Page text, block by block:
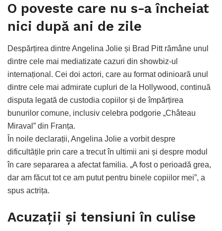
O poveste care nu s-a încheiat
nici după ani de zile
Despărțirea dintre Angelina Jolie și Brad Pitt rămâne unul
dintre cele mai mediatizate cazuri din showbiz-ul
internațional. Cei doi actori, care au format odinioară unul
dintre cele mai admirate cupluri de la Hollywood, continuă
disputa legată de custodia copiilor și de împărțirea
bunurilor comune, inclusiv celebra podgorie „Château
Miraval” din Franța.
În noile declarații, Angelina Jolie a vorbit despre
dificultățile prin care a trecut în ultimii ani și despre modul
în care separarea a afectat familia. „A fost o perioadă grea,
dar am făcut tot ce am putut pentru binele copiilor mei”, a
spus actrița.
Acuzații și tensiuni în culise